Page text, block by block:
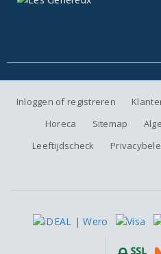
Inloggen of registreren
Horeca
Sitemap
Leeftijdscheck